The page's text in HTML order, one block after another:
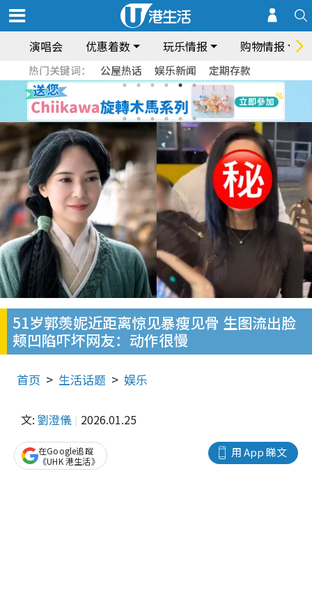
演唱会 优惠着数 玩乐情报 购物情报
热门关键词： 公屋热话 娱乐新闻 定期存款
51岁郭羡妮近距离惊见暴瘦见骨 生图流出脸
颊凹陷吓坏网友：动作很慢
首页 生活话题 娱乐
文: 劉澄儀 2026.01.25
用 App 睇文
在Google追蹤
《UHK 港生活》